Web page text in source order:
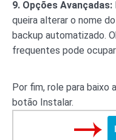
9. Opções Avançadas:
queira alterar o nome
backup automatizado.
frequentes pode
Por fim, role para baixo
botão Instalar.